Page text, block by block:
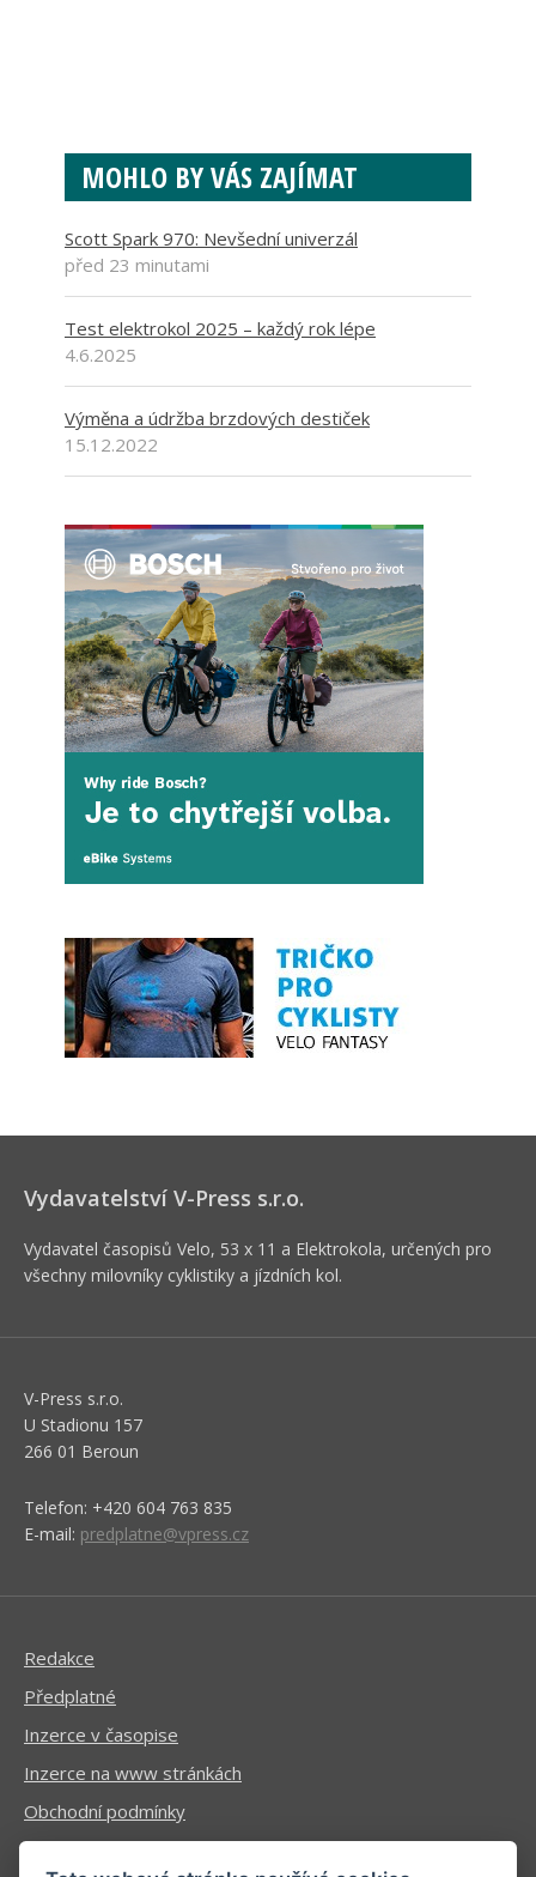
MOHLO BY VÁS ZAJÍMAT
Scott Spark 970: Nevšední univerzál
před 23 minutami
Test elektrokol 2025 – každý rok lépe
4.6.2025
Výměna a údržba brzdových destiček
15.12.2022
Vydavatelství V-Press s.r.o.
Vydavatel časopisů Velo, 53 x 11 a Elektrokola, určených pro
všechny milovníky cyklistiky a jízdních kol.
V-Press s.r.o.
U Stadionu 157
266 01 Beroun
Telefon: +420 604 763 835
E-mail: predplatne@vpress.cz
Redakce
Předplatné
Inzerce v časopise
Inzerce na www stránkách
Obchodní podmínky
Ochrana osobních údajů